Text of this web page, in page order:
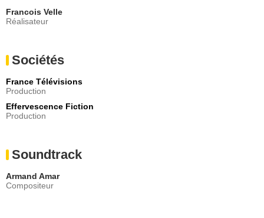
Francois Velle
Réalisateur
Sociétés
France Télévisions
Production
Effervescence Fiction
Production
Soundtrack
Armand Amar
Compositeur